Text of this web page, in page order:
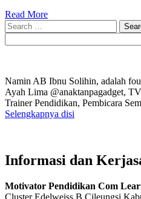
Read More
Search
for:
Namin AB Ibnu Solihin, adalah
Ayah Lima @anaktanpagadget,
Trainer Pendidikan, Pembicara
Selengkapnya disi
Informasi dan
Motivator Pendidikan Com